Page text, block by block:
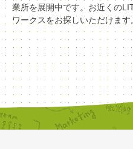
業所を展開中です。お近くの
ワークスをお探しいただけます